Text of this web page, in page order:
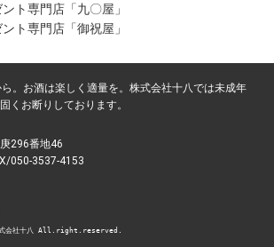
ト専門店「九〇屋」
ト専門店「御祝屋」
。お酒は楽しく適量を。株式会社十八では未成年
くお断りしております。
296番地46
050-3537-4153
会社十八 All.right.reserved.